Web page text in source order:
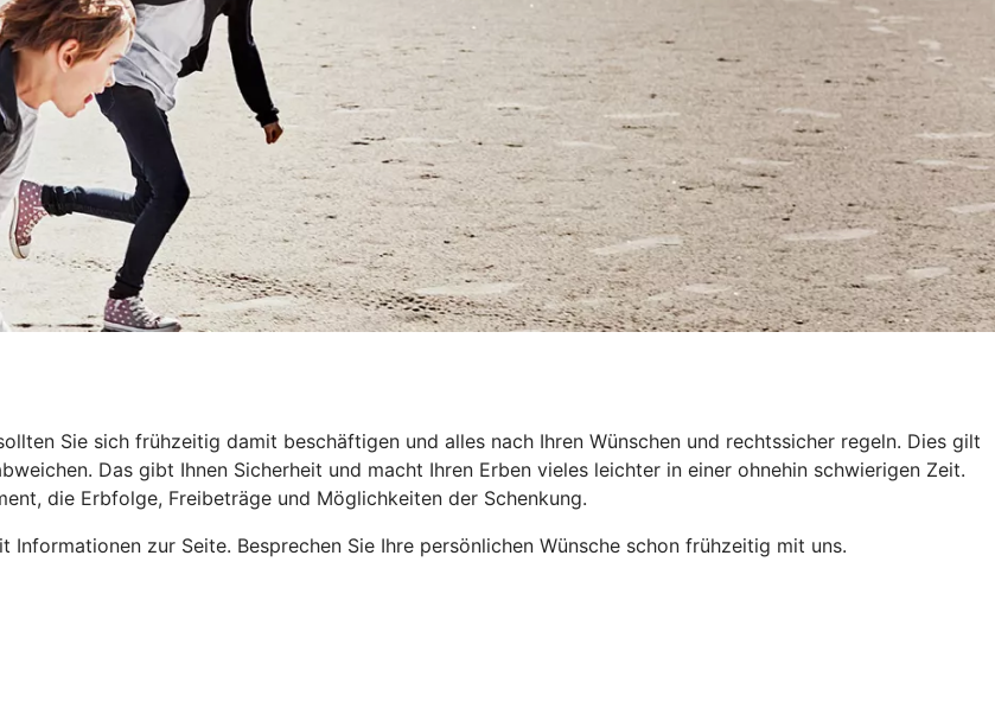
Sie sich frühzeitig damit beschäftigen und alles nach Ihren Wünschen und rechtssicher regeln. Dies gilt
Das gibt Ihnen Sicherheit und macht Ihren Erben vieles leichter in einer ohnehin schwierigen Zeit.
die Erbfolge, Freibeträge und Möglichkeiten der Schenkung.
zur Seite. Besprechen Sie Ihre persönlichen Wünsche schon frühzeitig mit uns.